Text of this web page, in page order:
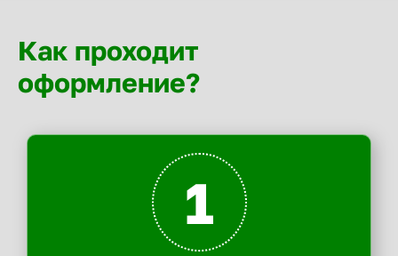
Как проходит
оформление?
1